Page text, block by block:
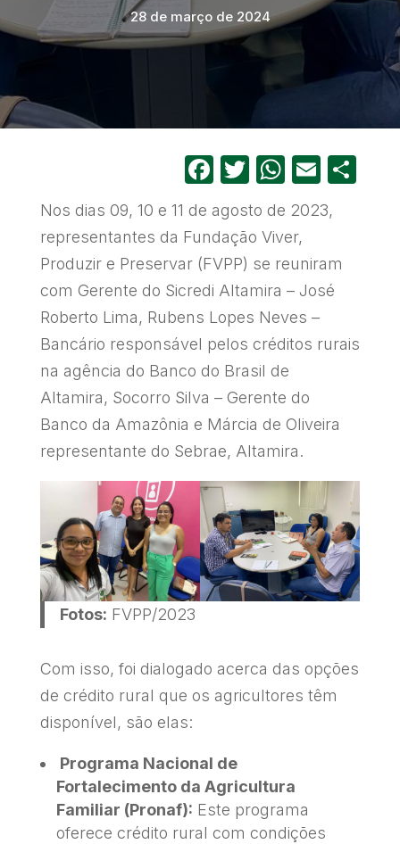
28 de março de 2024
Facebook
TwitterEmail
Nos dias 09, 10 e 11 de agosto de 2023,
representantes da Fundação Viver,
Produzir e Preservar (FVPP) se reuniram
com Gerente do Sicredi Altamira – José
Roberto Lima, Rubens Lopes Neves –
Bancário responsável pelos créditos rurais
na agência do Banco do Brasil de
Altamira, Socorro Silva – Gerente do
Banco da Amazônia e Márcia de Oliveira
representante do Sebrae, Altamira.
Fotos: FVPP/2023
Com isso, foi dialogado acerca das opções
de crédito rural que os agricultores têm
disponível, são elas:
Programa Nacional de
Fortalecimento da Agricultura
Familiar (Pronaf): Este programa
oferece crédito rural com condições